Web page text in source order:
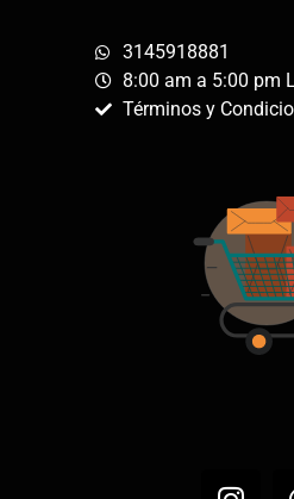
3145918881
8:00 am a 5:00 pm
Términos y